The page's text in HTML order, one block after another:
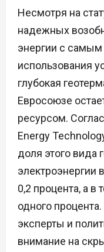
Несмотря на
надежных
энергии с
использования
глубокая
Евросоюзе
ресурсом.
Energy
доля этого вида
электроэнергии
0,2 процента, а
одного
эксперты и
внимание на